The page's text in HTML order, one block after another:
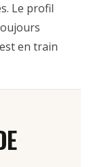
Le profil
en train